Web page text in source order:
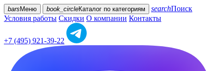
bars Меню book_circleКаталог по категориям searchПоиск
Условия работы Скидки О компании Контакты
+7 (495) 921-39-22